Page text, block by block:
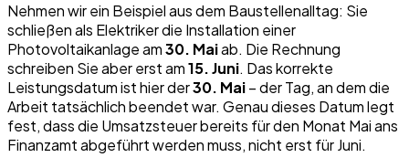
Nehmen wir ein Beispiel aus dem Baustellenalltag: Sie
schließen als Elektriker die Installation einer
Photovoltaikanlage am30. Maiab. Die Rechnung
schreiben Sie aber erst am15. Juni. Das korrekte
Leistungsdatum ist hier der30. Mai– der Tag, an dem die
Arbeit tatsächlich beendet war. Genau dieses Datum legt
fest, dass die Umsatzsteuer bereits für den Monat Mai ans
Finanzamt abgeführt werden muss, nicht erst für Juni.